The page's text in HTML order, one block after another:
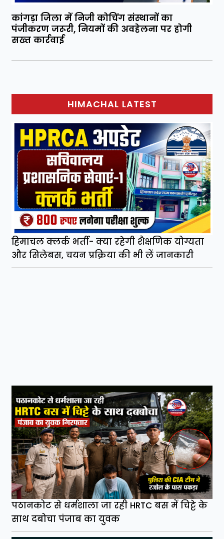
कांगड़ा जिला में निजी कोचिंग संस्थानों का
पंजीकरण जरूरी, नियमों की अवहेलना पर होगी
सख्त कार्रवाई
HIMACHAL LATEST
हिमाचल क्लर्क भर्ती- क्या रहेगी शैक्षणिक योग्यता
और सिलेबस, चयन प्रक्रिया की भी लें जानकारी
पठानकोट से धर्मशाला जा रही HRTC बस में चिट्टे के
साथ दबोचा पंजाब का युवक